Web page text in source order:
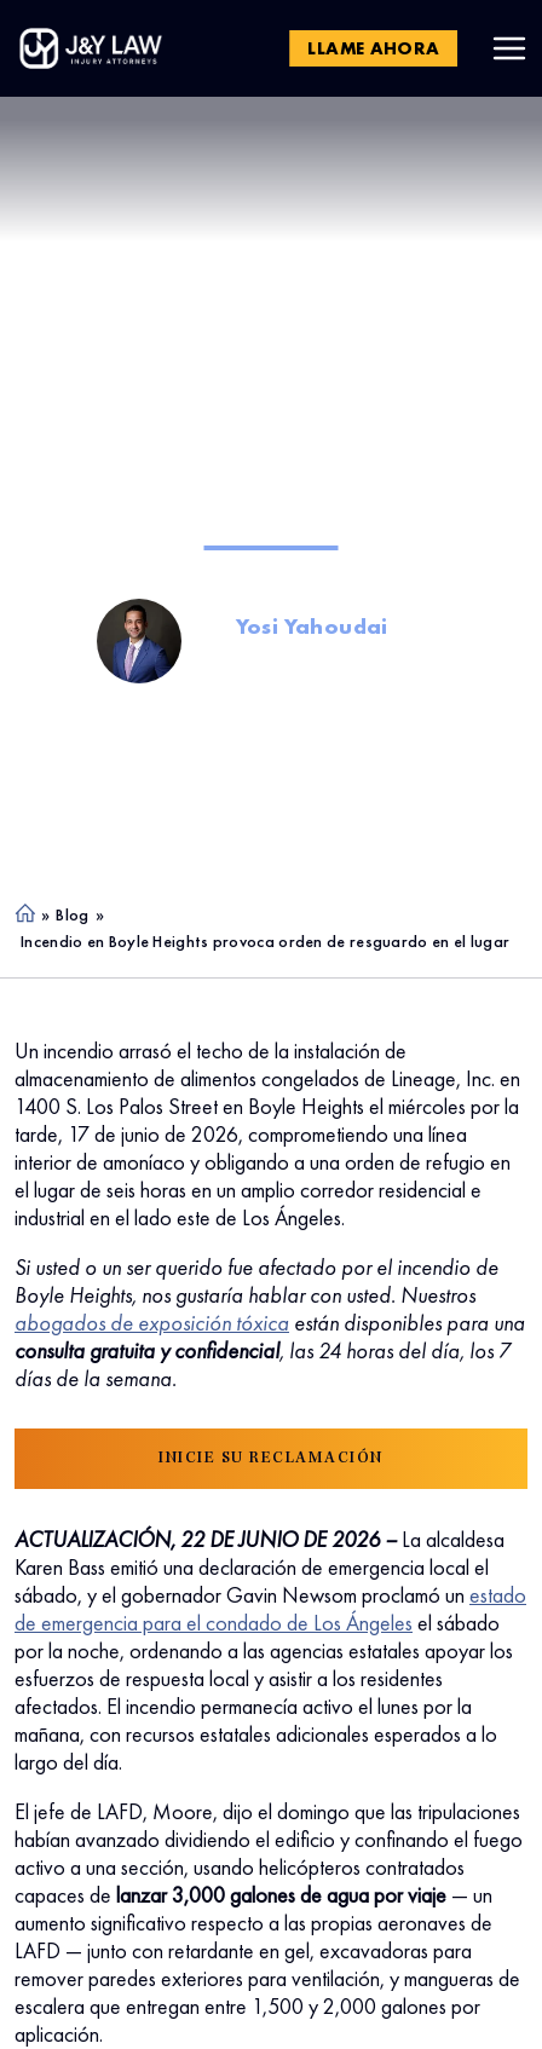
LLAME AHORA
Yosi Yahoudai
Ho
me
» Blog »
Incendio en Boyle Heights provoca orden de resguardo en el lugar
Un incendio arrasó el techo de la instalación de
almacenamiento de alimentos congelados de Lineage, Inc. en
1400 S. Los Palos Street en Boyle Heights el miércoles por la
tarde, 17 de junio de 2026, comprometiendo una línea
interior de amoníaco y obligando a una orden de refugio en
el lugar de seis horas en un amplio corredor residencial e
industrial en el lado este de Los Ángeles.
Si usted o un ser querido fue afectado por el incendio de
Boyle Heights, nos gustaría hablar con usted. Nuestros
abogados de exposición tóxica están disponibles para una
consulta gratuita y confidencial, las 24 horas del día, los 7
días de la semana.
INICIE SU RECLAMACIÓN
ACTUALIZACIÓN, 22 DE JUNIO DE 2026 – La alcaldesa
Karen Bass emitió una declaración de emergencia local el
sábado, y el gobernador Gavin Newsom proclamó un estado
de emergencia para el condado de Los Ángeles el sábado
por la noche, ordenando a las agencias estatales apoyar los
esfuerzos de respuesta local y asistir a los residentes
afectados. El incendio permanecía activo el lunes por la
mañana, con recursos estatales adicionales esperados a lo
largo del día.
El jefe de LAFD, Moore, dijo el domingo que las tripulaciones
habían avanzado dividiendo el edificio y confinando el fuego
activo a una sección, usando helicópteros contratados
capaces de lanzar 3,000 galones de agua por viaje — un
aumento significativo respecto a las propias aeronaves de
LAFD — junto con retardante en gel, excavadoras para
remover paredes exteriores para ventilación, y mangueras de
escalera que entregan entre 1,500 y 2,000 galones por
aplicación.